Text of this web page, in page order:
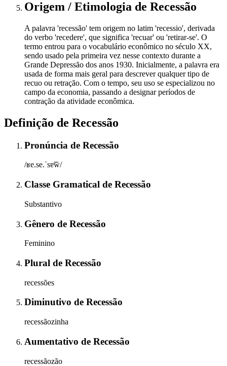
Origem / Etimologia de Recessão
A palavra 'recessão' tem origem no latim 'recessio', derivada
do verbo 'recedere', que significa 'recuar' ou 'retirar-se'. O
termo entrou para o vocabulário econômico no século XX,
sendo usado pela primeira vez nesse contexto durante a
Grande Depressão dos anos 1930. Inicialmente, a palavra era
usada de forma mais geral para descrever qualquer tipo de
recuo ou retração. Com o tempo, seu uso se especializou no
campo da economia, passando a designar períodos de
contração da atividade econômica.
Definição de Recessão
Pronúncia de Recessão
/ʁe.se.ˈsɐ̃w̃/
Classe Gramatical de Recessão
Substantivo
Gênero de Recessão
Feminino
Plural de Recessão
recessões
Diminutivo de Recessão
recessãozinha
Aumentativo de Recessão
recessãozão